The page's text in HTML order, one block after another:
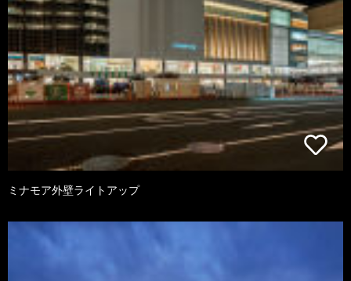
ミナモア外壁ライトアップ